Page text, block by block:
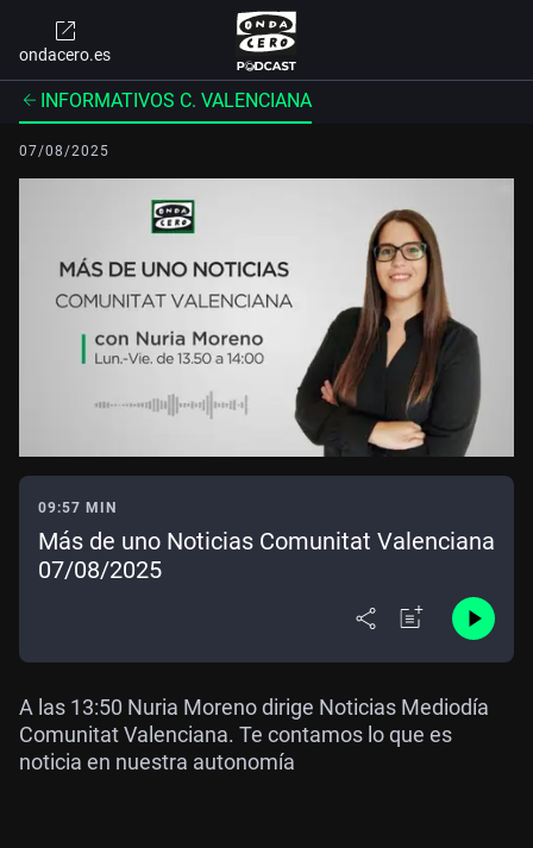
ondacero.es
INFORMATIVOS C. VALENCIANA
07/08/2025
09:57 MIN
Más de uno Noticias Comunitat Valenciana
07/08/2025
A las 13:50 Nuria Moreno dirige Noticias Mediodía
Comunitat Valenciana. Te contamos lo que es
noticia en nuestra autonomía